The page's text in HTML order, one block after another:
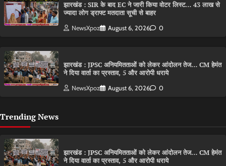
झारखंड : SIR के बाद EC ने जारी किया वोटर लिस्ट… 43 लाख से
ज्यादा लोग ड्राफ्ट मतदाता सूची से बाहर
NewsXpoz August 6, 2026 0
झारखंड : JPSC अनियमितताओं को लेकर आंदोलन तेज… CM हेमंत
ने दिया वार्ता का प्रस्ताव, 5 और आरोपी धराये
NewsXpoz August 6, 2026 0
Trending News
झारखंड : JPSC अनियमितताओं को लेकर आंदोलन तेज… CM हेमंत
ने दिया वार्ता का प्रस्ताव, 5 और आरोपी धराये